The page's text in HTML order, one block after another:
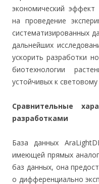
экономический
на проведение
систематизированных
дальнейших
ускорить разработки
биотехнологии
устойчивых к световому
Сравнительные
разработками
База данных
имеющей прямых
баз данных, она
о дифференциально